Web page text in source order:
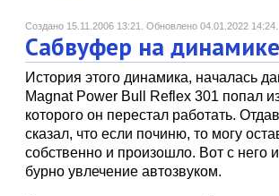
Создано 15.11.2006 13:21. Обновлено 04.01.2022 14:24.
Сабвуфер на
История этого динамика, началась
Magnat Power Bull Reflex 301 попал
которого он перестал работать.
сказал, что если починю, то могу
собственно и произошло. Вот с него
бурно увлечение автозвуком.